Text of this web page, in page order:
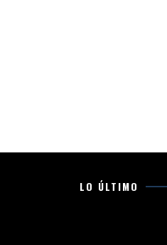
LO ÚLTIMO